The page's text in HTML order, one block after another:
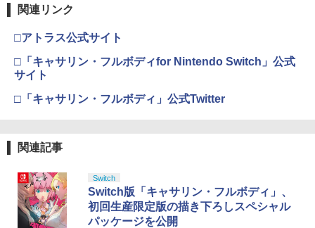
関連リンク
□アトラス公式サイト
□「キャサリン・フルボディfor Nintendo Switch」公式
サイト
□「キャサリン・フルボディ」公式Twitter
関連記事
Switch
Switch版「キャサリン・フルボディ」、
初回生産限定版の描き下ろしスペシャル
パッケージを公開